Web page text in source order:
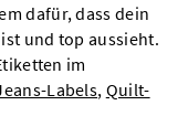
dafür, dass dein
und top aussieht.
im
Labels, Quilt-